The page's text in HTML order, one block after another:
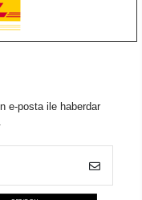
e-posta ile haberdar